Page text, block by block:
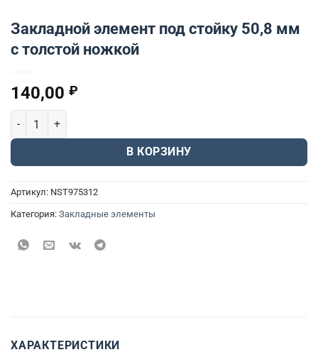
Закладной элемент под стойку 50,8 мм
с толстой ножкой
140,00 ₽
Количество товара Закладной элемент под стойку 50,8 мм с
В КОРЗИНУ
Артикул: NST975312
Категория: Закладные элементы
ХАРАКТЕРИСТИКИ